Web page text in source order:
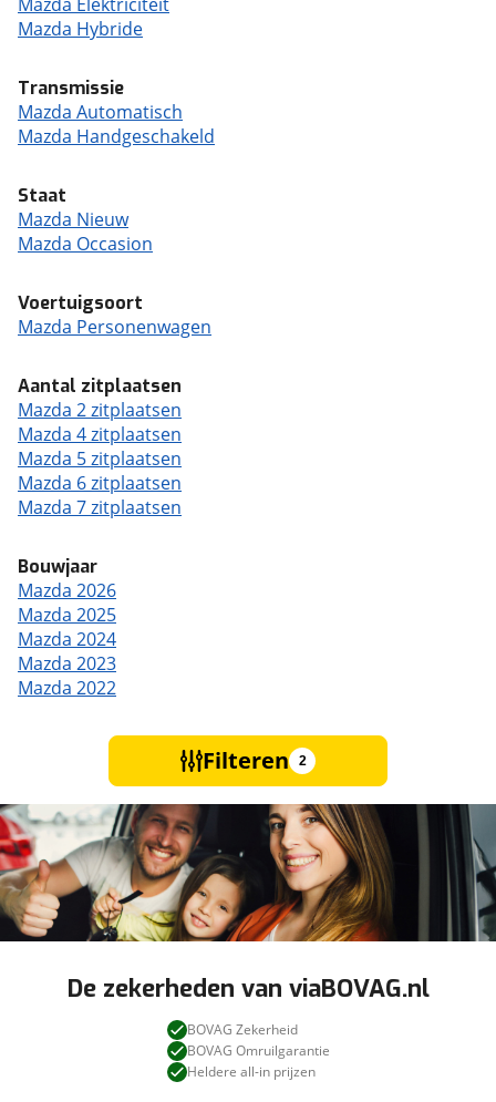
Mazda Hybride
Transmissie
Mazda Automatisch
Mazda Handgeschakeld
Staat
Mazda Nieuw
Mazda Occasion
Voertuigsoort
Mazda Personenwagen
Aantal zitplaatsen
Mazda 2 zitplaatsen
Mazda 4 zitplaatsen
Mazda 5 zitplaatsen
Mazda 6 zitplaatsen
Mazda 7 zitplaatsen
Bouwjaar
Mazda 2026
Mazda 2025
Mazda 2024
Mazda 2023
Mazda 2022
Filteren 2
De zekerheden van viaBOVAG.nl
BOVAG Zekerheid
BOVAG Omruilgarantie
Heldere all-in prijzen